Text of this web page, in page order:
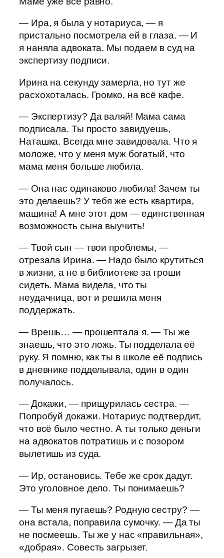
— Ира, я была у нотариуса, — я
пристально посмотрела ей в глаза. — И
я наняла адвоката. Мы подаем в суд на
экспертизу подписи.
Ирина на секунду замерла, но тут же
расхохоталась. Громко, на всё кафе.
— Экспертизу? Да валяй! Мама сама
подписала. Ты просто завидуешь,
Наташка. Всегда мне завидовала. Что я
моложе, что у меня муж богатый, что
мама меня больше любила.
— Она нас одинаково любила! Зачем ты
это делаешь? У тебя же есть квартира,
машина! А мне этот дом — единственная
возможность сына выучить!
— Твой сын — твои проблемы, —
отрезала Ирина. — Надо было крутиться
в жизни, а не в библиотеке за гроши
сидеть. Мама видела, что ты
неудачница, вот и решила меня
поддержать.
— Врешь… — прошептала я. — Ты же
знаешь, что это ложь. Ты подделала её
руку. Я помню, как ты в школе её подпись
в дневнике подделывала, один в один
получалось.
— Докажи, — прищурилась сестра. —
Попробуй докажи. Нотариус подтвердит,
что всё было честно. А ты только деньги
на адвокатов потратишь и с позором
вылетишь из суда.
— Ир, остановись. Тебе же срок дадут.
Это уголовное дело. Ты понимаешь?
— Ты меня пугаешь? Родную сестру? —
она встала, поправила сумочку. — Да ты
не посмеешь. Ты же у нас «правильная»,
«добрая». Совесть загрызет.